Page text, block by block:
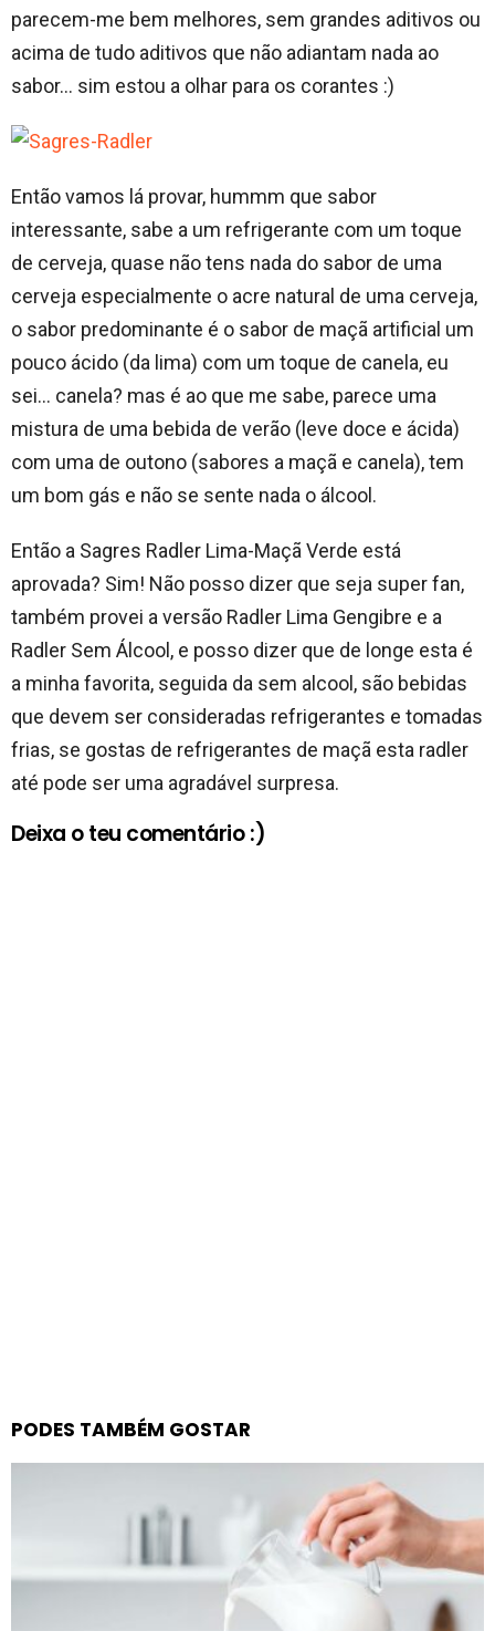
parecem-me bem melhores, sem grandes aditivos ou
acima de tudo aditivos que não adiantam nada ao
sabor… sim estou a olhar para os corantes :)
Então vamos lá provar, hummm que sabor
interessante, sabe a um refrigerante com um toque
de cerveja, quase não tens nada do sabor de uma
cerveja especialmente o acre natural de uma cerveja,
o sabor predominante é o sabor de maçã artificial um
pouco ácido (da lima) com um toque de canela, eu
sei… canela? mas é ao que me sabe, parece uma
mistura de uma bebida de verão (leve doce e ácida)
com uma de outono (sabores a maçã e canela), tem
um bom gás e não se sente nada o álcool.
Então a Sagres Radler Lima-Maçã Verde está
aprovada? Sim! Não posso dizer que seja super fan,
também provei a versão Radler Lima Gengibre e a
Radler Sem Álcool, e posso dizer que de longe esta é
a minha favorita, seguida da sem alcool, são bebidas
que devem ser consideradas refrigerantes e tomadas
frias, se gostas de refrigerantes de maçã esta radler
até pode ser uma agradável surpresa.
Deixa o teu comentário :)
PODES TAMBÉM GOSTAR